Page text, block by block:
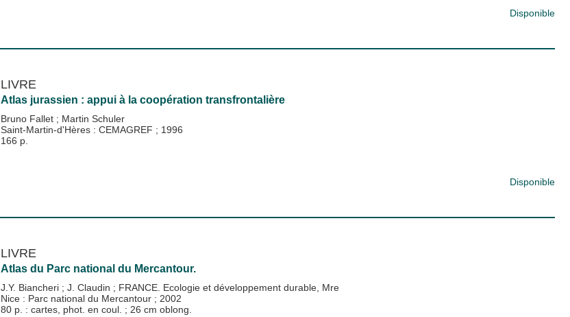
Disponible
LIVRE
Atlas jurassien : appui à la coopération transfrontalière
Bruno Fallet ; Martin Schuler
Saint-Martin-d'Hères : CEMAGREF ; 1996
166 p.
Disponible
LIVRE
Atlas du Parc national du Mercantour.
J.Y. Biancheri ; J. Claudin ; FRANCE. Ecologie et développement durable, Mre
Nice : Parc national du Mercantour ; 2002
80 p. : cartes, phot. en coul. ; 26 cm oblong.